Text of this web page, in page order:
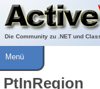
Die Community zu .NET und
Über ActiveVB
Hilfe
Menü
PtInRegion